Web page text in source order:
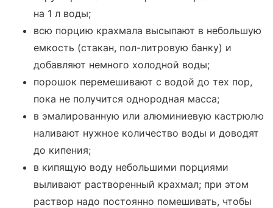
на 1 л воды;
всю порцию крахмала высыпают в небольшую
емкость (стакан, пол-литровую банку) и
добавляют немного холодной воды;
порошок перемешивают с водой до тех пор,
пока не получится однородная масса;
в эмалированную или алюминиевую кастрюлю
наливают нужное количество воды и доводят
до кипения;
в кипящую воду небольшими порциями
выливают растворенный крахмал; при этом
раствор надо постоянно помешивать, чтобы